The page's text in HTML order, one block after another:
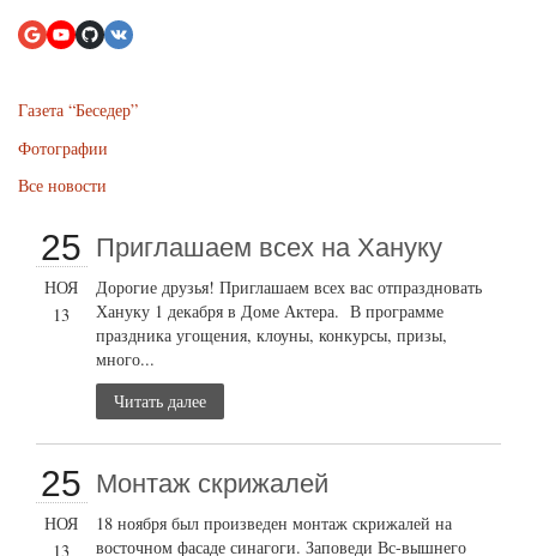
Газета “Беседер”
Фотографии
Все новости
25
НОЯ
13
Приглашаем всех на Хануку
Дорогие друзья! Приглашаем всех вас отпраздновать
Хануку 1 декабря в Доме Актера. В программе
праздника угощения, клоуны, конкурсы, призы,
много...
Читать далее
25
НОЯ
13
Монтаж скрижалей
18 ноября был произведен монтаж скрижалей на
восточном фасаде синагоги. Заповеди Вс-вышнего